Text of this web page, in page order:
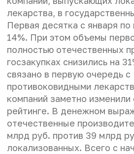
лекарства, в
Первая десятка с января
14%. При этом объемы
полностью отечественных
госзакупках снизились на
связано в первую очередь с
противоковидными
компаний заметно
рейтинге. В денежном
отечественные
млрд руб. против 39 млрд
локализованных. Всего с